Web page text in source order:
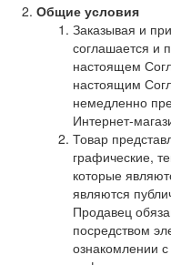
Общие условия
Заказывая и
соглашается и
настоящем
настоящим
немедленно
Интернет-
Товар
графические,
которые
являются
Продавец
посредством
ознакомлении